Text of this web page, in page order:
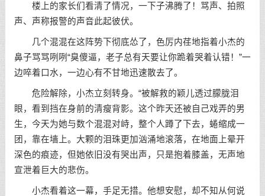
楼上的家长们看清了情况，一下子沸腾了！骂声、拍照
声、声称报警的声音此起彼伏。
几个混混在这阵势下彻底怂了，色厉内荏地指着小杰的
鼻子骂骂咧咧“臭傻逼，老子总有天要让你跪着哭着认错！”一
边啐着口水，一边心有不甘地迅速散去了。
危险解除，小杰立刻转身。“被解救的颖儿透过朦胧泪
眼，看到挡在身前的清瘦背影。这个昨天还被自己戏弄的男
生，今天为她与数个混混对峙，整个人蹲了下去，蜷缩成一
团，靠在墙上。大颗的泪珠更加汹涌地滚落，在地面上晕开
深色的痕迹，但她依旧没有哭出声，只是抱着膝盖，无声地
宣泄着巨大的悲伤。
小杰看着这一幕，手足无措。他想安慰，却不知从何说